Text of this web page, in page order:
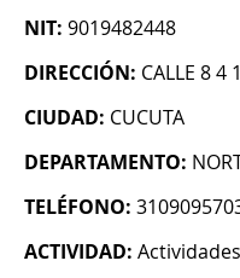
NIT: 9019482448
DIRECCIÓN: CALLE 8 4
CIUDAD: CUCUTA
DEPARTAMENTO:
TELÉFONO:
ACTIVIDAD: